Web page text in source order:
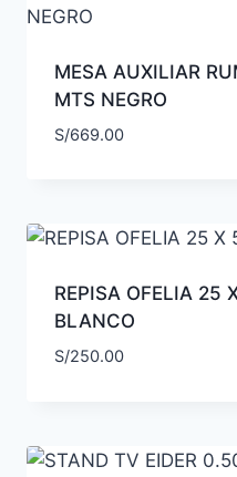
MESA AUXILIAR
MTS NEGRO
S/669.00
REPISA OFELIA 25
BLANCO
S/250.00